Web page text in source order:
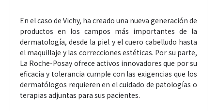
En el caso de Vichy, ha creado una nueva generación de
productos en los campos más importantes de la
dermatología, desde la piel y el cuero cabelludo hasta
el maquillaje y las correcciones estéticas. Por su parte,
La Roche-Posay ofrece activos innovadores que por su
eficacia y tolerancia cumple con las exigencias que los
dermatólogos requieren en el cuidado de patologías o
terapias adjuntas para sus pacientes.